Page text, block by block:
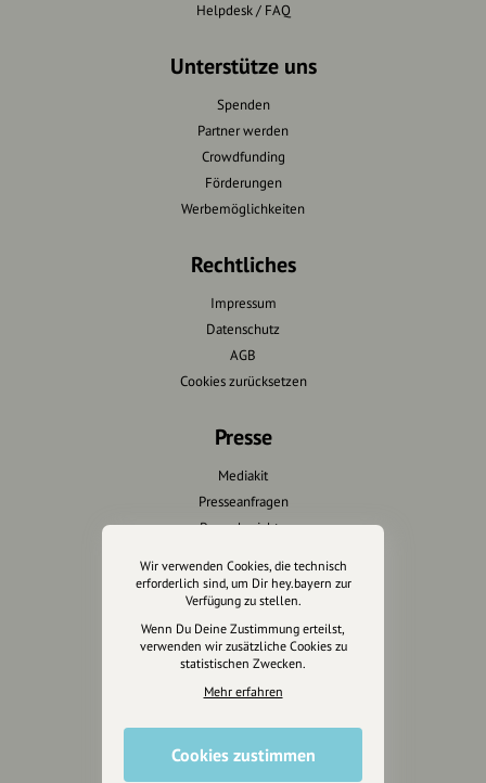
Helpdesk / FAQ
Unterstütze uns
Spenden
Partner werden
Crowdfunding
Förderungen
Werbemöglichkeiten
Rechtliches
Impressum
Datenschutz
AGB
Cookies zurücksetzen
Presse
Mediakit
Presseanfragen
Presseberichte
Wir unterstützen Euch
Fotografie & mehr
Marketing
Design & Branding
Anakin Design
Wir verwenden Cookies, die technisch
erforderlich sind, um Dir hey.bayern zur
Verfügung zu stellen.
Wenn Du Deine Zustimmung erteilst,
verwenden wir zusätzliche Cookies zu
statistischen Zwecken.
Mehr erfahren
Cookies zustimmen